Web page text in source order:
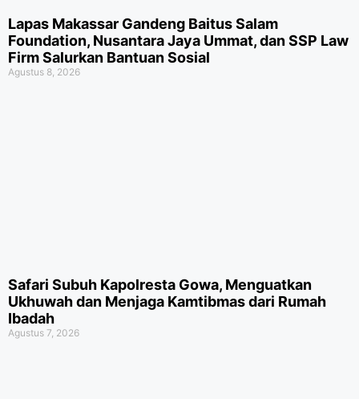
Lapas Makassar Gandeng Baitus Salam
Foundation, Nusantara Jaya Ummat, dan SSP Law
Firm Salurkan Bantuan Sosial
Agustus 8, 2026
Safari Subuh Kapolresta Gowa, Menguatkan
Ukhuwah dan Menjaga Kamtibmas dari Rumah
Ibadah
Agustus 7, 2026